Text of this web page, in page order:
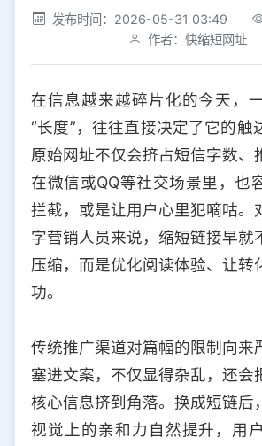
社交平台 电商平台
选择防红平台类型，避免链接被拦截
平台设置
iOS Android PC 其他
选择允许访问的平台类型
发布时间：2026-05-31 03:49
作者：快缩短网址
在信息越来越碎片化的今天，
“长度”，往往直接决定了它的触
原始网址不仅会挤占短信字数、
在微信或QQ等社交场景里，也
拦截，或是让用户心里犯嘀咕。
字营销人员来说，缩短链接早就
压缩，而是优化阅读体验、让转
功。
传统推广渠道对篇幅的限制向来
塞进文案，不仅显得杂乱，还会
核心信息挤到角落。换成短链后
视觉上的亲和力自然提升，用